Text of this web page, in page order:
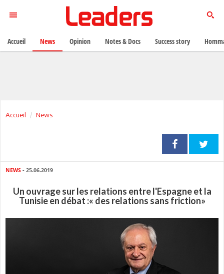
Accueil News
NEWS - 25.06.2019
Un ouvrage sur les relations entre l'Espagne et la
Tunisie en débat :« des relations sans friction»
Accueil News Opinion Notes & Docs Success story